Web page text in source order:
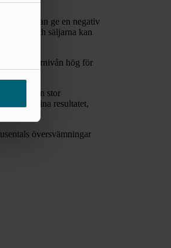
utifrån kan ge en negativ
i år och säljarna kan
lagernivån hög för
– Vi har en stor
till det fina resultatet,
översvämningar